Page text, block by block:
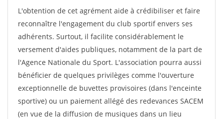
L'obtention de cet agrément aide à crédibiliser et faire
reconnaître l'engagement du club sportif envers ses
adhérents. Surtout, il facilite considérablement le
versement d'aides publiques, notamment de la part de
l'Agence Nationale du Sport. L'association pourra aussi
bénéficier de quelques privilèges comme l'ouverture
exceptionnelle de buvettes provisoires (dans l'enceinte
sportive) ou un paiement allégé des redevances SACEM
(en vue de la diffusion de musiques dans un lieu